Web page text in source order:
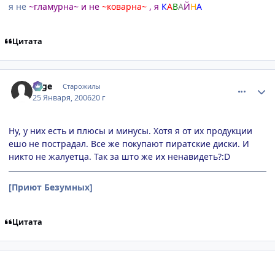
я не ~гламурна~ и не ~коварна~ , я КАВАЙНА
Цитата
sage Старожилы
25 Января, 200620 г
Ну, у них есть и плюсы и минусы. Хотя я от их продукции
ешо не пострадал. Все же покупают пиратские диски. И
никто не жалуетца. Так за што же их ненавидеть?:D
[Приют Безумных]
Цитата